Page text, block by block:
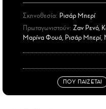
Σκηνοθεσία: Ρισάρ Μπερί
Πρωταγωνιστούν: Ζαν Ρενό,
Μαρίνα Φουά, Ρισάρ Μπερί,
ΠΟΥ ΠΑΙΖΕΤΑΙ